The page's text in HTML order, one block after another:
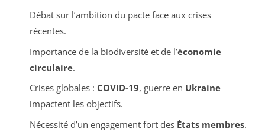
Débat sur l’ambition du pacte face aux crises
récentes.
Importance de la biodiversité et de l’économie
circulaire.
Crises globales : COVID-19, guerre en Ukraine
impactent les objectifs.
Nécessité d’un engagement fort des États membres.